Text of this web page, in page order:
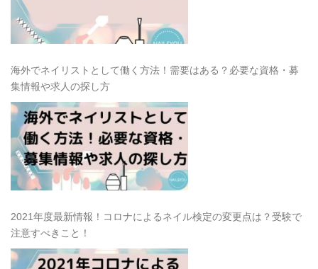
海外でネイリストとして働く方法！需要はある？必要な資格・募
集情報や求人の探し方
2021年度最新情報！コロナによるネイル検定の変更点は？受験で
注意すべきこと！